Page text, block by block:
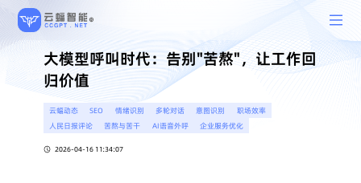
大模型呼叫时代：告别"苦熬"，让工作回
归价值
云蝠动态 SEO 情绪识别 多轮对话 意图识别
职场效率
人民日报评论
苦熬与苦干 AI语音外呼 企业服务优化
2026-04-16 11:34:07